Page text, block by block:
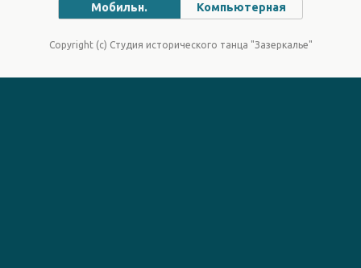
Мобильн. Компьютерная
Copyright (c) Студия исторического танца "Зазеркалье"